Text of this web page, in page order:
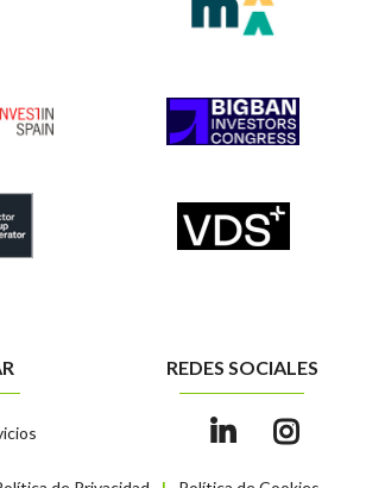
REDES SOCIALES